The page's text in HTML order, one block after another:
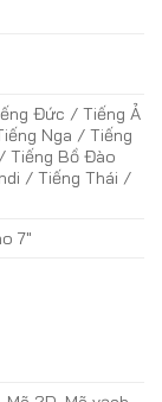
Đức / Tiếng Ả
Nga / Tiếng
Tiếng Bồ Đào
/ Tiếng Thái /
7″